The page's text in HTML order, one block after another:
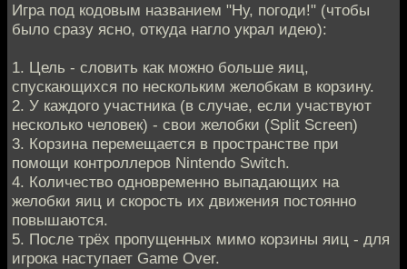
Игра под кодовым названием "Ну, погоди!" (чтобы
было сразу ясно, откуда нагло украл идею):
1. Цель - словить как можно больше яиц,
спускающихся по нескольким желобкам в корзину.
2. У каждого участника (в случае, если участвуют
несколько человек) - свои желобки (Split Screen)
3. Корзина перемещается в пространстве при
помощи контроллеров Nintendo Switch.
4. Количество одновременно выпадающих на
желобки яиц и скорость их движения постоянно
повышаются.
5. После трёх пропущенных мимо корзины яиц - для
игрока наступает Game Over.